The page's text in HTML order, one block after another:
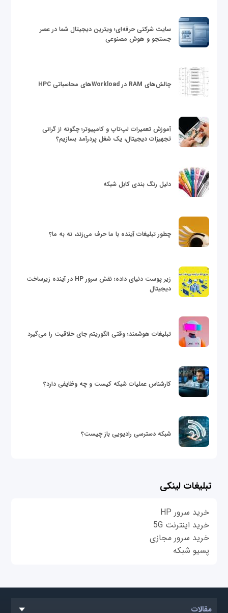
سایت شرکتی حرفه‌ای؛ ویترین دیجیتال شما در عصر
جستجو و هوش مصنوعی
چالش‌های RAM در Workloadهای محاسباتی HPC
آموزش تعمیرات لپ‌تاپ و کامپیوتر؛ چگونه از گرانی
تجهیزات دیجیتال، یک شغل پردرآمد بسازیم؟
دلیل رنگ بندی کابل شبکه
چطور تبلیغات آینده با ما حرف می‌زند، نه به ما؟
زیر پوست دنیای داده؛ نقش سرور HP در آینده زیرساخت
دیجیتال
تبلیغات هوشمند؛ وقتی الگوریتم جای خلاقیت را می‌گیرد
کارشناس عملیات شبکه کیست و چه وظایفی دارد؟
شبکه دسترسی رادیویی باز چیست؟
تبلیغات لینکی
خرید سرور HP
خرید اینترنت 5G
خرید سرور مجازی
پسیو شبکه
مقالات